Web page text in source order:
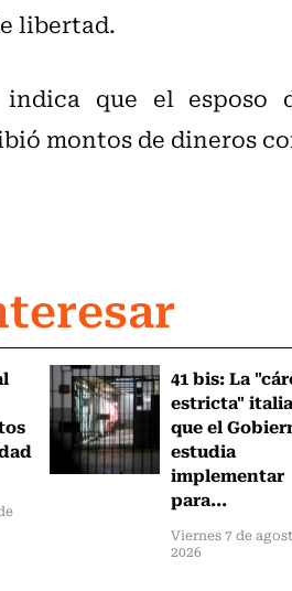
libertad.
que el esposo
montos de dineros
41 bis: La
estricta"
que el
estudia
implementar
para...
Viernes 7 de
2026